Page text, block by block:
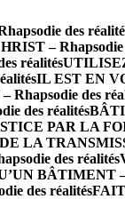
des
– Rhapsodie
réalités
IL EST EN
des
des réalitésBÂTI
PAR LA FOI
LA
des réalités
BÂTIMENT –
des réalités